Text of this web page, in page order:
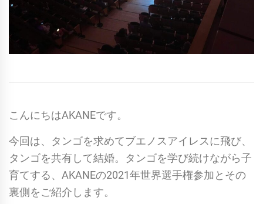
こんにちはAKANEです。
今回は、タンゴを求めてブエノスアイレスに飛び、
タンゴを共有して結婚。タンゴを学び続けながら子
育てする、AKANEの2021年世界選手権参加とその
裏側をご紹介します。